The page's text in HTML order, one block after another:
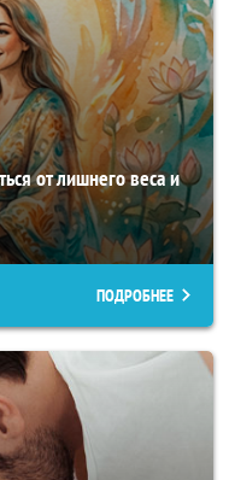
от лишнего веса и
ПОДРОБНЕЕ